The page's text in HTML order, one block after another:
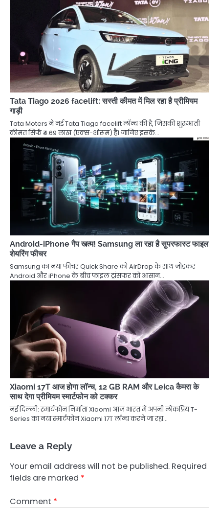
Tata Tiago 2026 facelift: सस्ती कीमत में मिल रहा है प्रीमियम
गाड़ी
Tata Moters ने नई Tata Tiago facelift लॉन्च की है, जिसकी शुरुआती
कीमत सिर्फ ₹4.69 लाख (एक्स-शोरूम) है। जानिए इसके…
Android-iPhone गैप खत्म! Samsung ला रहा है सुपरफास्ट फाइल
शेयरिंग फीचर
Samsung का नया फीचर Quick Share को AirDrop के साथ जोड़कर
Android और iPhone के बीच फाइल ट्रांसफर को आसान…
Xiaomi 17T आज होगा लॉन्च, 12 GB RAM और Leica कैमरा के
साथ देगा प्रीमियम स्मार्टफोन को टक्कर
नई दिल्ली: स्मार्टफोन निर्माता Xiaomi आज भारत में अपनी लोकप्रिय T-
Series का नया स्मार्टफोन Xiaomi 17T लॉन्च करने जा रहा…
Leave a Reply
Your email address will not be published. Required
fields are marked *
Comment *